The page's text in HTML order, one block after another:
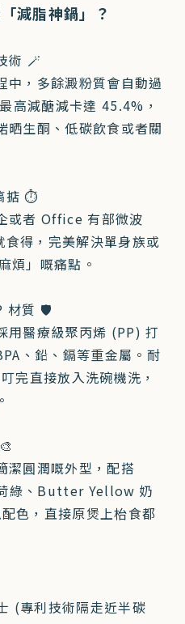
減脂神鍋」？
術 🪄
中，多餘澱粉質會自動過
高減醣減卡達 45.4%，
晒生酮、低碳飲食或者關
掂 ⏱️
或者 Office 有部微波
得，完美解決單身族或
煩」嘅痛點。
材質 🛡️
用醫療級聚丙烯 (PP) 打
、鉛、鎘等重金屬。耐
完直接放入洗碗機洗，
潔圓潤嘅外型，配搭
綠、Butter Yellow 奶
色，直接原煲上枱食都
(專利技術隔走近半碳